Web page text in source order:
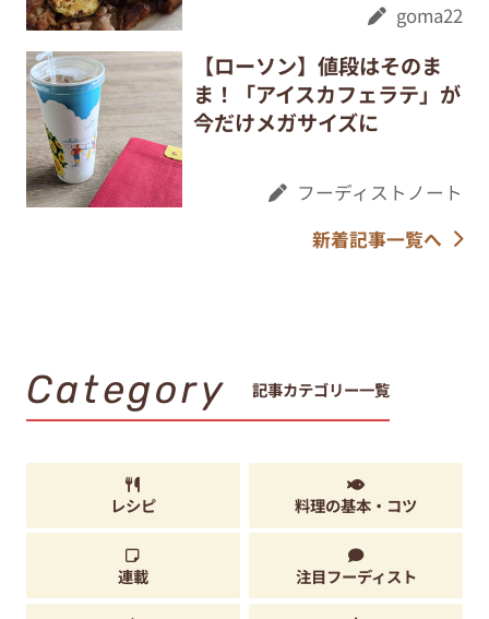
goma22
【ローソン】値段はそのま
ま！「アイスカフェラテ」が
今だけメガサイズに
フーディストノート
新着記事一覧へ
Category 記事カテゴリー一覧
レシピ 料理の基本・コツ
連載 注目フーディスト